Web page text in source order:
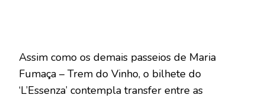
Assim como os demais passeios de Maria
Fumaça – Trem do Vinho, o bilhete do
‘L’Essenza’ contempla transfer entre as